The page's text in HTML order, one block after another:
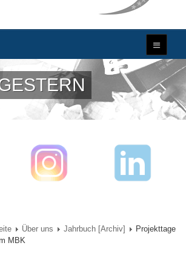
Über uns Jahrbuch [Archiv]
Projekttage
MBK